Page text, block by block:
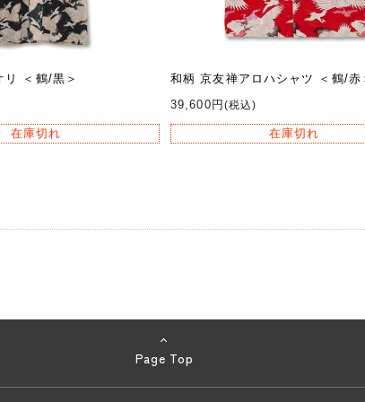
リ ＜鶴/黒＞
在庫切れ
和柄 京友禅アロハシャツ ＜鶴/赤
39,600円 (税込)
在庫切れ
Page Top